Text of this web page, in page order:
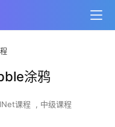
涂鸦
课程 , 中级课程